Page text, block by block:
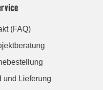
(FAQ)
und Lieferung